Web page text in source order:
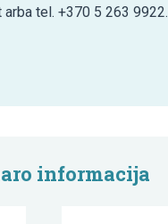
tel. +370 5 263 9922.
informacija